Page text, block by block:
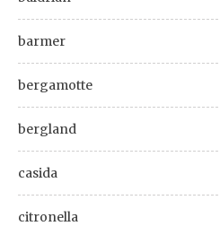
barmer
bergamotte
bergland
casida
citronella